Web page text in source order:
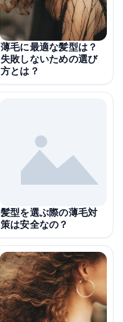
薄毛に最適な髪型は？
失敗しないための選び
方とは？
髪型を選ぶ際の薄毛対
策は安全なの？